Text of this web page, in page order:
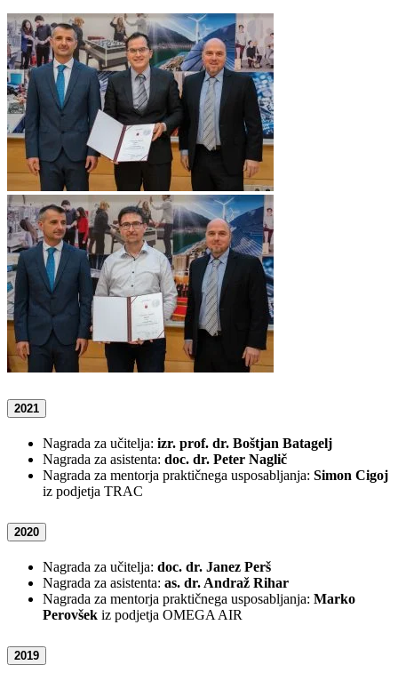
2021
Nagrada za učitelja: izr. prof. dr. Boštjan Batagelj
Nagrada za asistenta: doc. dr. Peter Naglič
Nagrada za mentorja praktičnega usposabljanja: Simon Cigoj
iz podjetja TRAC
2020
Nagrada za učitelja: doc. dr. Janez Perš
Nagrada za asistenta: as. dr. Andraž Rihar
Nagrada za mentorja praktičnega usposabljanja: Marko
Perovšek iz podjetja OMEGA AIR
2019